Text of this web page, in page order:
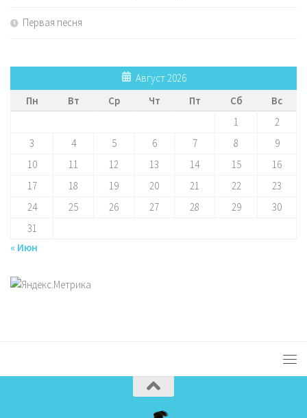
Первая песня
Август 2026
Пн
Вт Ср Чт Пт Сб
Вс
1
2
3
4 5 6 7 8
9
10
11 12 13 14 15
16
17
18 19 20 21 22
23
24
25 26 27 28 29
30
31
« Июн